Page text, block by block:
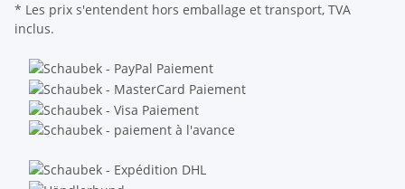
* Les prix s'entendent hors emballage et transport, TVA
inclus.